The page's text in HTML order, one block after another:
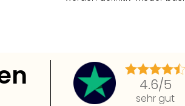
4.6/5
sehr gut